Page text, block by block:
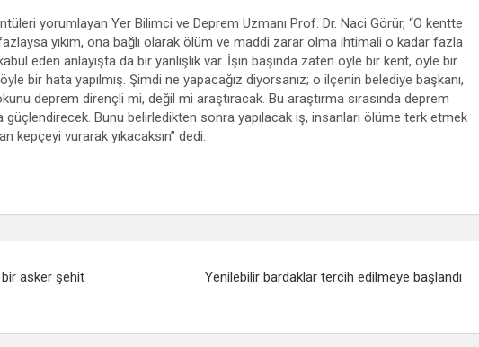
yorumlayan Yer Bilimci ve Deprem Uzmanı Prof. Dr. Naci Görür, “O kentte
yıkım, ona bağlı olarak ölüm ve maddi zarar olma ihtimali o kadar fazla
eden anlayışta da bir yanlışlık var. İşin başında zaten öyle bir kent, öyle bir
bir hata yapılmış. Şimdi ne yapacağız diyorsanız; o ilçenin belediye başkanı,
deprem dirençli mi, değil mi araştıracak. Bu araştırma sırasında deprem
güçlendirecek. Bunu belirledikten sonra yapılacak iş, insanları ölüme terk etmek
kepçeyi vurarak yıkacaksın” dedi.
asker şehit
Yenilebilir bardaklar tercih edilmeye başlandı